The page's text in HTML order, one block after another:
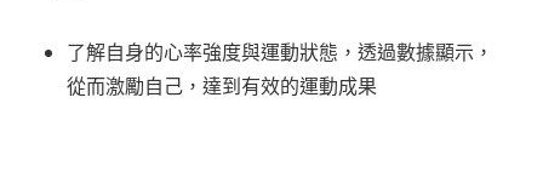
了解自身的心率強度與運動狀態，透過數據顯示，
從而激勵自己，達到有效的運動成果